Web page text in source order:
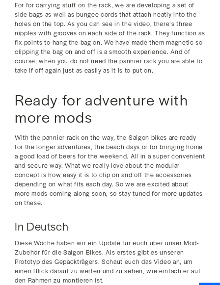
For for carrying stuff on the rack, we are developing a set of
side bags as well as bungee cords that attach neatly into the
holes on the top. As you can see in the video, there’s three
nipples with grooves on each side of the rack. They function as
fix points to hang the bag on. We have made them magnetic so
clipping the bag on and off is a smooth experience. And of
course, when you do not need the pannier rack you are able to
take if off again just as easily as it is to put on.
Ready for adventure with
more mods
With the pannier rack on the way, the Saigon bikes are ready
for the longer adventures, the beach days or for bringing home
a good load of beers for the weekend. All in a super convenient
and secure way. What we really love about the modular
concept is how easy it is to clip on and off the accessories
depending on what fits each day. So we are excited about
more mods coming along soon, so stay tuned for more updates
on these.
In Deutsch
Diese Woche haben wir ein Update für euch über unser Mod-
Zubehör für die Saigon Bikes. Als erstes gibt es unseren
Prototyp des Gepäckträgers. Schaut euch das Video an, um
einen Blick darauf zu werfen und zu sehen, wie einfach er auf
den Rahmen zu montieren ist.